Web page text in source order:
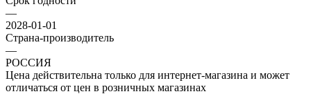
—
2028-01-01
Страна-производитель
—
РОССИЯ
Цена действительна только для интернет-магазина и может
отличаться от цен в розничных магазинах